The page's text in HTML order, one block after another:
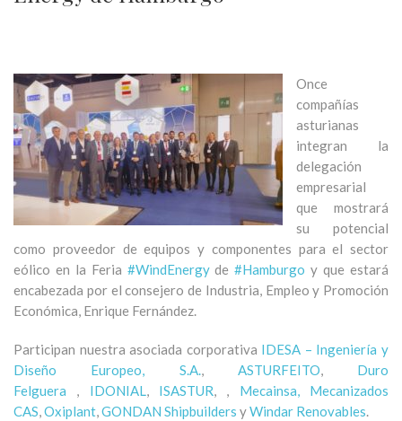
Once
compañías
asturianas
integran la
delegación
empresarial
que mostrará
su potencial
como proveedor de equipos y componentes para el sector
eólico en la Feria #WindEnergyde#Hamburgo y que estará
encabezada por el consejero de Industria, Empleo y Promoción
Económica, Enrique Fernández.
Participan nuestra asociada corporativa IDESA – Ingeniería y
Diseño Europeo, S.A., ASTURFEITO, Duro
Felguera , IDONIAL, ISASTUR, , Mecainsa, Mecanizados
CAS,Oxiplant,GONDAN Shipbuilders yWindar Renovables.